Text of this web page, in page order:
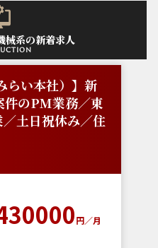
械系の新着求人
らい本社）】新
件のPM業務／東
土日祝休み／住
円／月